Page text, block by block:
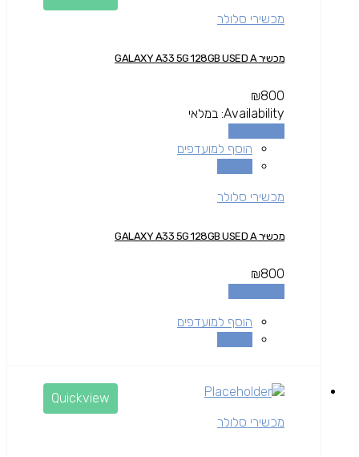
מכשירי סלולר
מכשיר GALAXY A33 5G 128GB USED A
₪800
Availability: במלאי
הוסף למועדפים
מכשירי סלולר
מכשיר GALAXY A33 5G 128GB USED A
₪800
הוסף למועדפים
Quickview
מכשירי סלולר